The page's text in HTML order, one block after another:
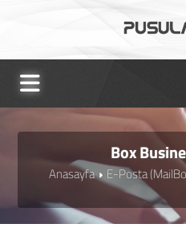
Box
Anasayfa E-Posta